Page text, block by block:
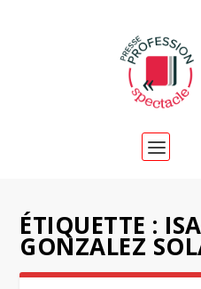
ÉTIQUETTE :
GONZALEZ